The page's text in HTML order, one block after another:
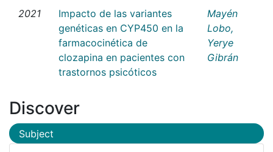
2021
Impacto de las variantes
genéticas en CYP450 en la
farmacocinética de
clozapina en pacientes con
trastornos psicóticos
Mayén
Lobo,
Yerye
Gibrán
Discover
Subject